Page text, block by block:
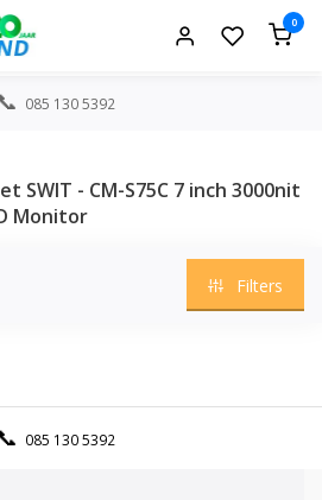
0
085 130 5392
SWIT - CM-S75C 7 inch 3000nit
Monitor
Filters
085 130 5392